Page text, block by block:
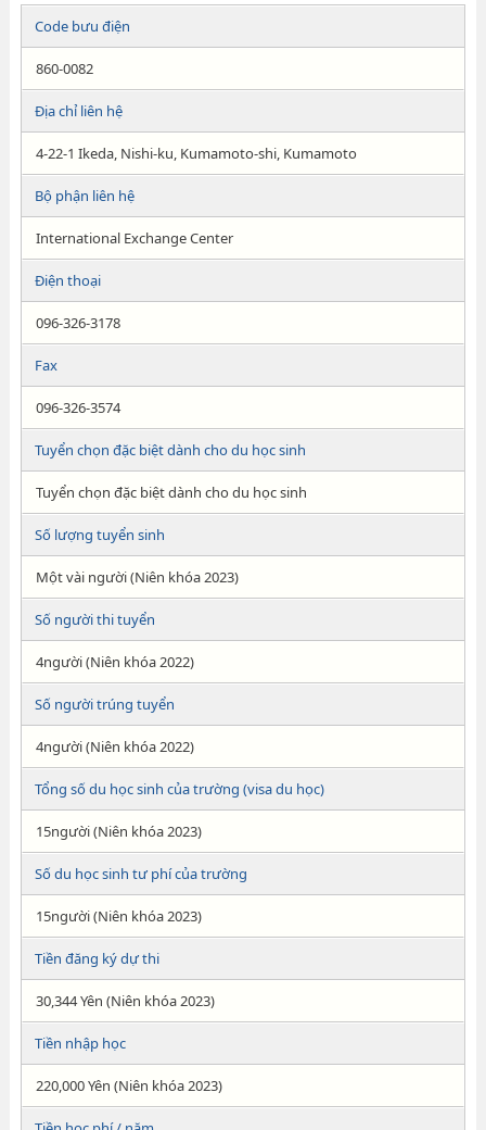
Code bưu điện
860-0082
Địa chỉ liên hệ
4-22-1 Ikeda, Nishi-ku, Kumamoto-shi, Kumamoto
Bộ phận liên hệ
International Exchange Center
Điện thoại
096-326-3178
Fax
096-326-3574
Tuyển chọn đặc biệt dành cho du học sinh
Tuyển chọn đặc biệt dành cho du học sinh
Số lượng tuyển sinh
Một vài người (Niên khóa 2023)
Số người thi tuyển
4người (Niên khóa 2022)
Số người trúng tuyển
4người (Niên khóa 2022)
Tổng số du học sinh của trường (visa du học)
15người (Niên khóa 2023)
Số du học sinh tư phí của trường
15người (Niên khóa 2023)
Tiền đăng ký dự thi
30,344 Yên (Niên khóa 2023)
Tiền nhập học
220,000 Yên (Niên khóa 2023)